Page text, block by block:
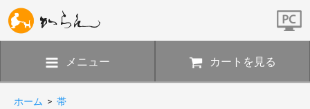
メニュー カートを見る
ホーム > 帯